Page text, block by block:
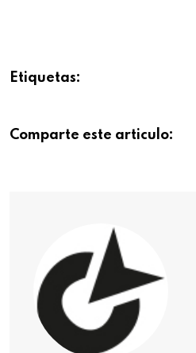
Etiquetas:
Comparte este articulo: